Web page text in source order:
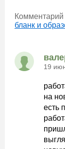
Комментарий
бланк и
19
на
есть